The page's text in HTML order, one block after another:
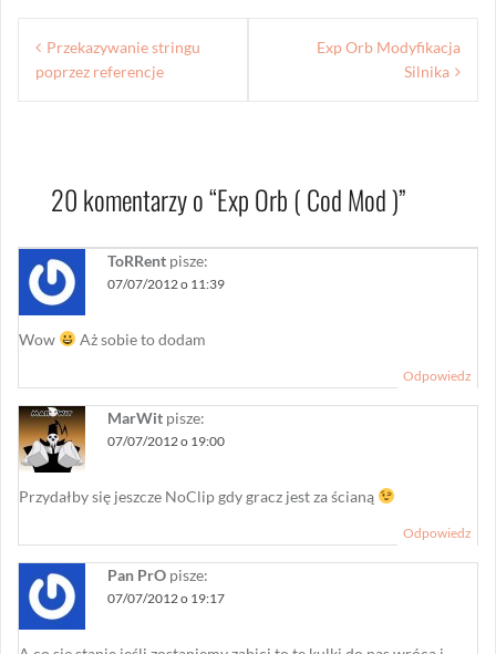
Nawigacja
wpisu
Przekazywanie stringu
poprzez referencje
Exp Orb Modyfikacja
Silnika
20 komentarzy o “Exp Orb ( Cod Mod )”
ToRRent pisze:
07/07/2012 o 11:39
Wow Aż sobie to dodam
Odpowiedz
MarWit pisze:
07/07/2012 o 19:00
Przydałby się jeszcze NoClip gdy gracz jest za ścianą
Odpowiedz
Pan PrO pisze:
07/07/2012 o 19:17